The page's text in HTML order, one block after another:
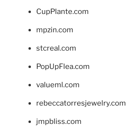
CupPlante.com
mpzin.com
stcreal.com
PopUpFlea.com
valueml.com
rebeccatorresjewelry.com
jmpbliss.com